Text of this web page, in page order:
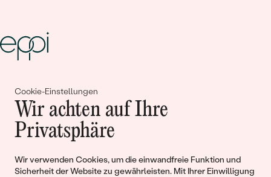
Cookie-Einstellungen
Wir achten auf Ihre
Privatsphäre
Wir verwenden Cookies, um die einwandfreie Funktion und
Sicherheit der Website zu gewährleisten. Mit Ihrer Einwilligung
Gemeinsam erschaffen wir
Geschichten von Schönheit und
Liebe
Begleiten Sie uns!